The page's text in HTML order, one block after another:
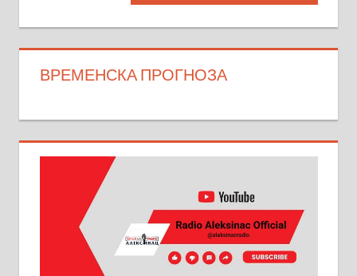
Post:
ВРЕМЕНСКА ПРОГНОЗА